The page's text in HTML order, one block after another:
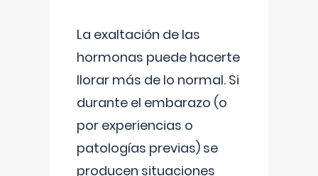
La exaltación de las
hormonas puede hacerte
llorar más de lo normal. Si
durante el embarazo (o
por experiencias o
patologías previas) se
producen situaciones